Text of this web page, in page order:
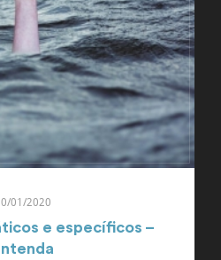
01/2020
e específicos –